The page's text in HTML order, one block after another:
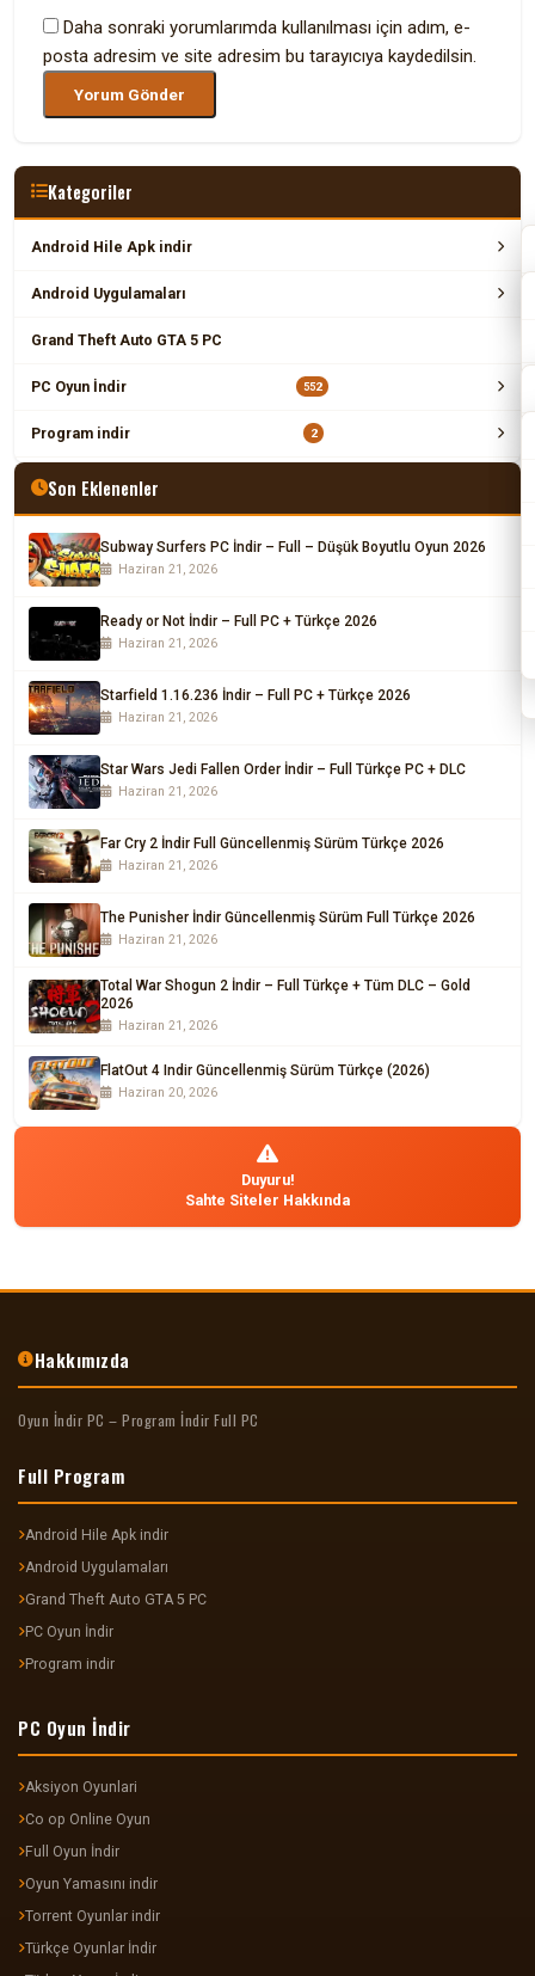
Daha sonraki yorumlarımda kullanılması için adım, e-
posta adresim ve site adresim bu tarayıcıya kaydedilsin.
Kategoriler
Android Hile Apk indir
Android Uygulamaları
Grand Theft Auto GTA 5 PC
PC Oyun İndir 552
Program indir 2
Son Eklenenler
Subway Surfers PC İndir – Full – Düşük Boyutlu Oyun 2026
Haziran 21, 2026
Ready or Not İndir – Full PC + Türkçe 2026
Haziran 21, 2026
Starfield 1.16.236 İndir – Full PC + Türkçe 2026
Haziran 21, 2026
Star Wars Jedi Fallen Order İndir – Full Türkçe PC + DLC
Haziran 21, 2026
Far Cry 2 İndir Full Güncellenmiş Sürüm Türkçe 2026
Haziran 21, 2026
The Punisher İndir Güncellenmiş Sürüm Full Türkçe 2026
Haziran 21, 2026
Total War Shogun 2 İndir – Full Türkçe + Tüm DLC – Gold
2026
Haziran 21, 2026
FlatOut 4 Indir Güncellenmiş Sürüm Türkçe (2026)
Haziran 20, 2026
Duyuru!
Sahte Siteler Hakkında
Hakkımızda
Oyun İndir PC – Program İndir Full PC
Full Program
Android Hile Apk indir
Android Uygulamaları
Grand Theft Auto GTA 5 PC
PC Oyun İndir
Program indir
PC Oyun İndir
Aksiyon Oyunlari
Co op Online Oyun
Full Oyun İndir
Oyun Yamasını indir
Torrent Oyunlar indir
Türkçe Oyunlar İndir